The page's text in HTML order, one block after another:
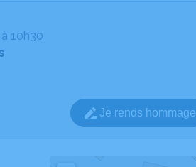
10h30
Je rends hommage